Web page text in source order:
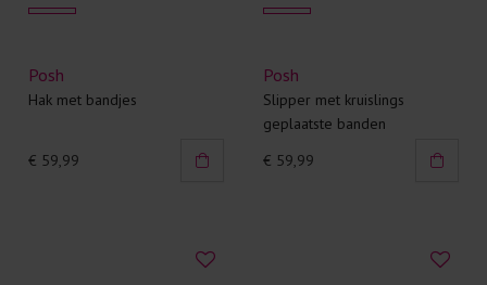
Posh
Hak met bandjes
€ 59,99
Posh
Slipper met kruislings
geplaatste banden
€ 59,99